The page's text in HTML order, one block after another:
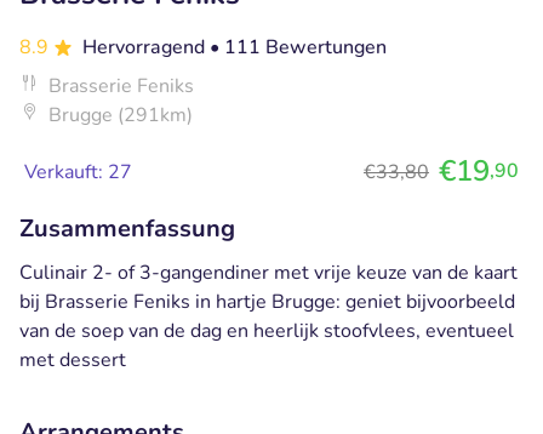
8.9 Hervorragend • 111 Bewertungen
Brasserie Feniks
Brugge (291km)
Verkauft: 27 €33,80 €19,90
Zusammenfassung
Culinair 2- of 3-gangendiner met vrije keuze van de kaart
bij Brasserie Feniks in hartje Brugge: geniet bijvoorbeeld
van de soep van de dag en heerlijk stoofvlees, eventueel
met dessert